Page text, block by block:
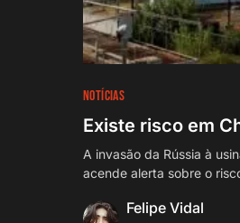
NOTÍCIAS
Existe risco em
A invasão da Rússia à
acende alerta sobre o
Felipe Vidal